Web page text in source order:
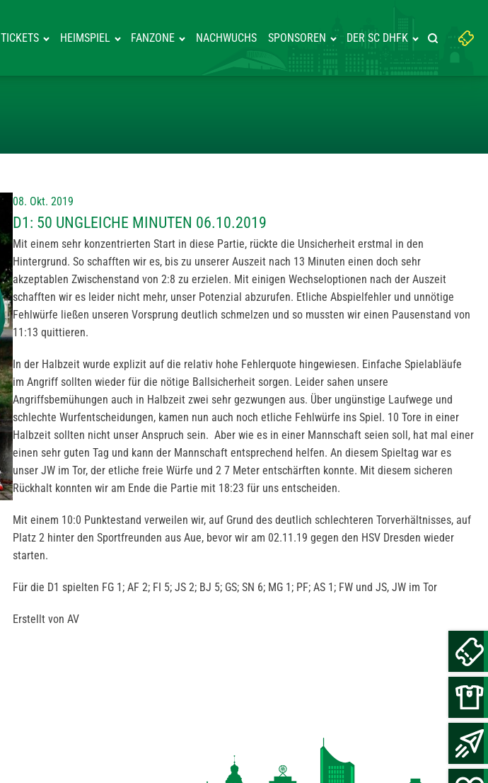
TICKETS HEIMSPIEL FANZONE NACHWUCHS SPONSOREN DER SC DHFK
Suchbegriff
eingeben:
Suche
08. Okt. 2019
D1: 50 UNGLEICHE MINUTEN 06.10.2019
Mit einem sehr konzentrierten Start in diese Partie, rückte die Unsicherheit erstmal in den
Hintergrund. So schafften wir es, bis zu unserer Auszeit nach 13 Minuten einen doch sehr
akzeptablen Zwischenstand von 2:8 zu erzielen. Mit einigen Wechseloptionen nach der Auszeit
schafften wir es leider nicht mehr, unser Potenzial abzurufen. Etliche Abspielfehler und unnötige
Fehlwürfe ließen unseren Vorsprung deutlich schmelzen und so mussten wir einen Pausenstand von
11:13 quittieren.
In der Halbzeit wurde explizit auf die relativ hohe Fehlerquote hingewiesen. Einfache Spielabläufe
im Angriff sollten wieder für die nötige Ballsicherheit sorgen. Leider sahen unsere
Angriffsbemühungen auch in Halbzeit zwei sehr gezwungen aus. Über ungünstige Laufwege und
schlechte Wurfentscheidungen, kamen nun auch noch etliche Fehlwürfe ins Spiel. 10 Tore in einer
Halbzeit sollten nicht unser Anspruch sein. Aber wie es in einer Mannschaft seien soll, hat mal einer
einen sehr guten Tag und kann der Mannschaft entsprechend helfen. An diesem Spieltag war es
unser JW im Tor, der etliche freie Würfe und 2 7 Meter entschärften konnte. Mit diesem sicheren
Rückhalt konnten wir am Ende die Partie mit 18:23 für uns entscheiden.
Mit einem 10:0 Punktestand verweilen wir, auf Grund des deutlich schlechteren Torverhältnisses, auf
Platz 2 hinter den Sportfreunden aus Aue, bevor wir am 02.11.19 gegen den HSV Dresden wieder
starten.
Für die D1 spielten FG 1; AF 2; FI 5; JS 2; BJ 5; GS; SN 6; MG 1; PF; AS 1; FW und JS, JW im Tor
Erstellt von AV